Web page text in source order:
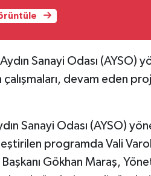
Sanayi Odası (AYSO)
devam eden
Sanayi Odası (AYSO)
programda Vali
Gökhan Maraş,